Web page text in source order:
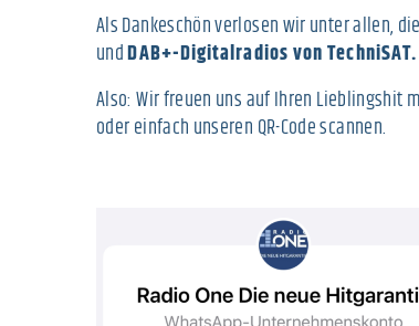
Als Dankeschön verlosen wir unter allen,
undDAB+-Digitalradios von TechniSAT.
Also: Wir freuen uns auf Ihren Lieblingshit
oder einfach unseren QR-Code scannen.